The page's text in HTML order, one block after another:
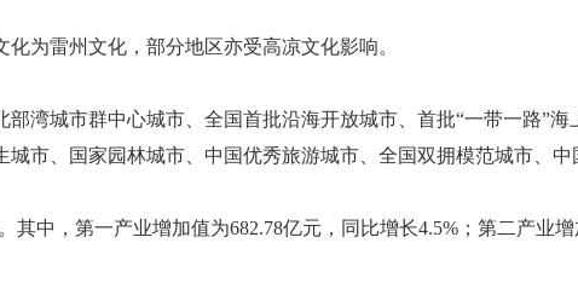
为雷州文化，部分地区亦受高凉文化影响。
湾城市群中心城市、全国首批沿海开放城市、首批“一带一路”
市、国家园林城市、中国优秀旅游城市、全国双拥模范城市、中
其中，第一产业增加值为682.78亿元，同比增长4.5%；第二产业